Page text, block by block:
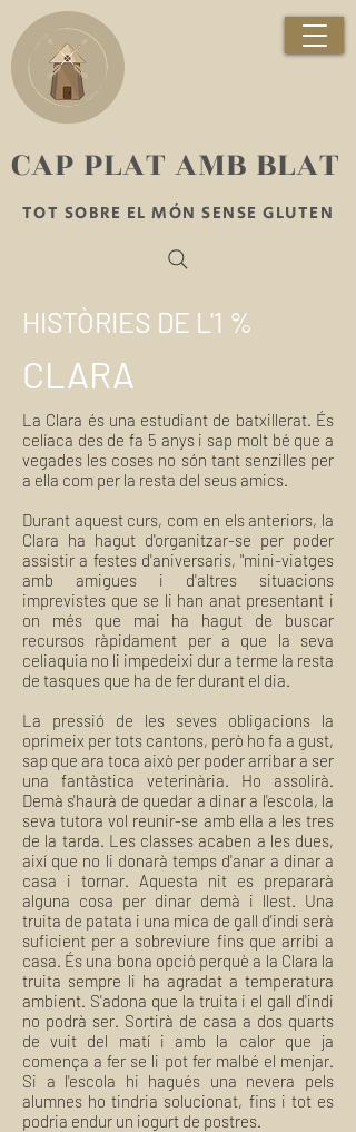
TOT SOBRE EL MÓN SENSE GLUTEN
​CAP PLAT AMB BLAT
HISTÒRIES DE L'1 %
CLARA
La Clara és una estudiant de batxillerat. És
celíaca des de fa 5 anys i sap molt bé que a
vegades les coses no són tant senzilles per
a ella com per la resta del seus amics.
Durant aquest curs, com en els anteriors, la
Clara ha hagut d'organitzar-se per poder
assistir a festes d'aniversaris, "mini-viatges
amb amigues i d'altres situacions
imprevistes que se li han anat presentant i
on més que mai ha hagut de buscar
recursos ràpidament per a que la seva
celiaquia no li impedeixi dur a terme la resta
de tasques que ha de fer durant el dia.
La pressió de les seves obligacions la
oprimeix per tots cantons, però ho fa a gust,
sap que ara toca això per poder arribar a ser
una fantàstica veterinària. Ho assolirà.
Demà s'haurà de quedar a dinar a l'escola, la
seva tutora vol reunir-se amb ella a les tres
de la tarda. Les classes acaben a les dues,
així que no li donarà temps d'anar a dinar a
casa i tornar. Aquesta nit es prepararà
alguna cosa per dinar demà i llest. Una
truita de patata i una mica de gall d'indi serà
suficient per a sobreviure fins que arribi a
casa. És una bona opció perquè a la Clara la
truita sempre li ha agradat a temperatura
ambient. S'adona que la truita i el gall d'indi
no podrà ser. Sortirà de casa a dos quarts
de vuit del matí i amb la calor que ja
comença a fer se li pot fer malbé el menjar.
Si a l'escola hi hagués una nevera pels
alumnes ho tindria solucionat, fins i tot es
podria endur un iogurt de postres.